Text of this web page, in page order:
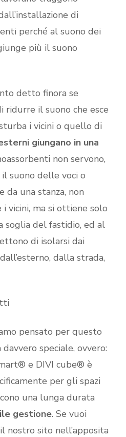
di
perché al suono dei
più il suono
detto finora se
ridurre il suono che esce
i vicini o quello di
giungano in una
non servono,
suono delle voci o
da una stanza, non
vicini, ma si ottiene solo
soglia del fastidio, ed al
di isolarsi dai
dalla strada,
pensato per questo
speciale, ovvero:
e DIVI cube® è
per gli spazi
una lunga durata
gestione. Se vuoi
nostro sito nell’apposita